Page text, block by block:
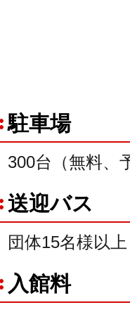
駐車場
300台（無料、
送迎バス
団体15名様以
入館料